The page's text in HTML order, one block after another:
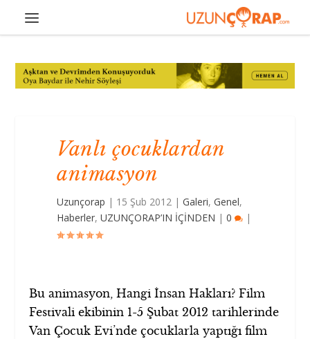
Vanlı çocuklardan
animasyon
Uzunçorap | 15 Şub 2012 |Galeri,Genel,
Haberler,UZUNÇORAP’IN İÇİNDEN |0 |
Bu animasyon, Hangi İnsan Hakları? Film
Festivali ekibinin 1-5 Şubat 2012 tarihlerinde
Van Çocuk Evi’nde çocuklarla yaptığı film